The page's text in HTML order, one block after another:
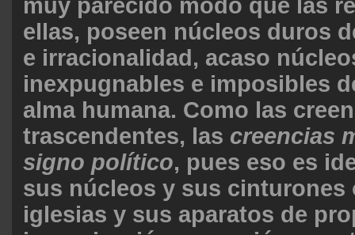
muy parecido modo que las
ellas, poseen núcleos duros
e irracionalidad, acaso
inexpugnables e imposibles
alma humana. Como las
trascendentes, las creencias
signo político, pues eso es
sus núcleos y sus cinturones
iglesias y sus aparatos de